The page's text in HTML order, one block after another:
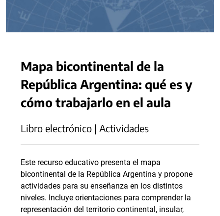
Mapa bicontinental de la
República Argentina: qué es y
cómo trabajarlo en el aula
Libro electrónico | Actividades
Este recurso educativo presenta el mapa
bicontinental de la República Argentina y propone
actividades para su enseñanza en los distintos
niveles. Incluye orientaciones para comprender la
representación del territorio continental, insular,